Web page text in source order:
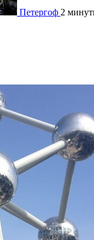
Петергоф 2